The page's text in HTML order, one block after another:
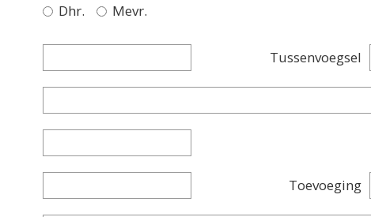
Dhr. Mevr.
Tussenvoegsel
Toevoeging